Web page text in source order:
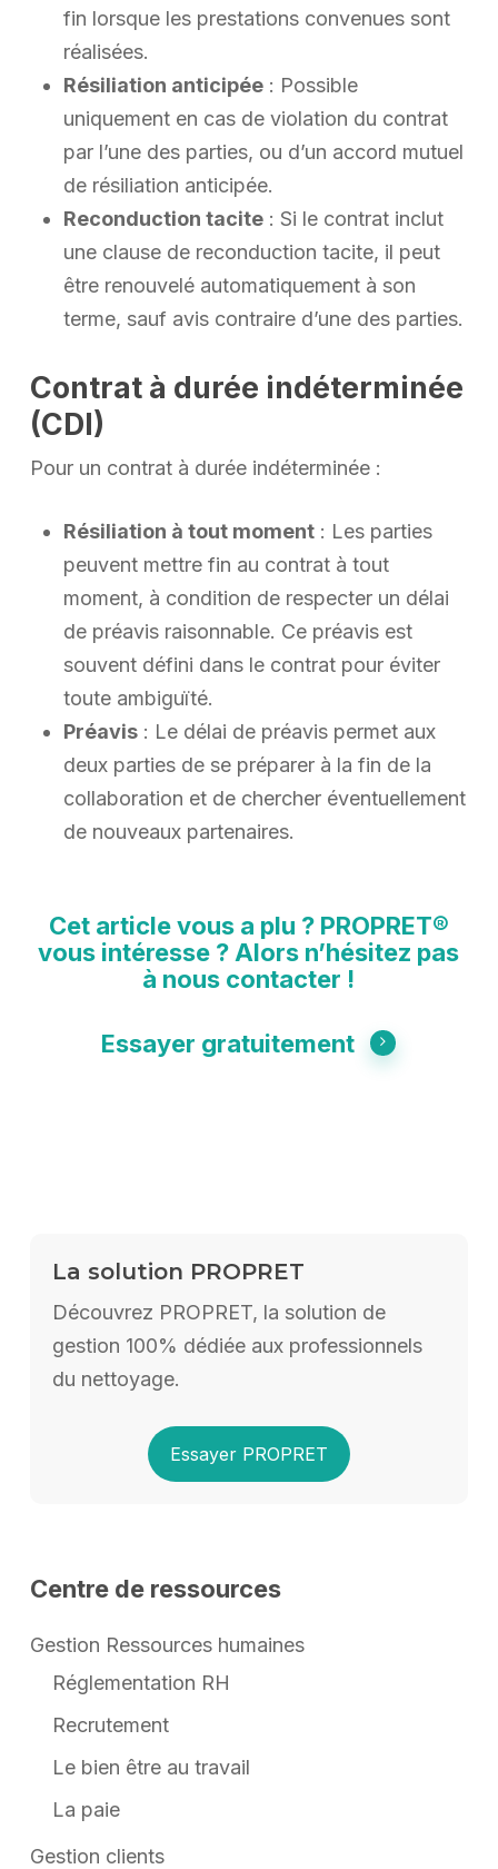
fin lorsque les prestations convenues sont
réalisées.
Résiliation anticipée: Possible
uniquement en cas de violation du contrat
par l’une des parties, ou d’un accord mutuel
de résiliation anticipée.
Reconduction tacite: Si le contrat inclut
une clause de reconduction tacite, il peut
être renouvelé automatiquement à son
terme, sauf avis contraire d’une des parties.
Contrat à durée indéterminée
(CDI)
Pour un contrat à durée indéterminée :
Résiliation à tout moment: Les parties
peuvent mettre fin au contrat à tout
moment, à condition de respecter un délai
de préavis raisonnable. Ce préavis est
souvent défini dans le contrat pour éviter
toute ambiguïté.
Préavis: Le délai de préavis permet aux
deux parties de se préparer à la fin de la
collaboration et de chercher éventuellement
de nouveaux partenaires.
Cet article vous a plu ? PROPRET®
vous intéresse ? Alors n’hésitez pas
à nous contacter !
Essayer gratuitement
La solution PROPRET
Découvrez PROPRET, la solution de
gestion 100% dédiée aux professionnels
du nettoyage.
Essayer PROPRET
Centre de ressources
Gestion Ressources humaines
Réglementation RH
Recrutement
Le bien être au travail
La paie
Gestion clients